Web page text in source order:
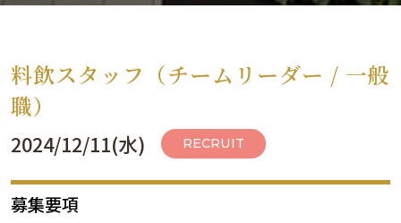
料飲スタッフ（チームリーダー / 一般
職）
2024/12/11(水) RECRUIT
募集要項